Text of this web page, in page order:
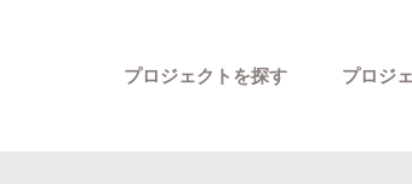
プロジェクトを探す プロジ